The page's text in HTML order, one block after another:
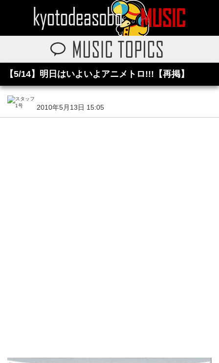
【5/14】明日はいよいよアニメトロ!!!【再掲】
2010年5月13日 15:05